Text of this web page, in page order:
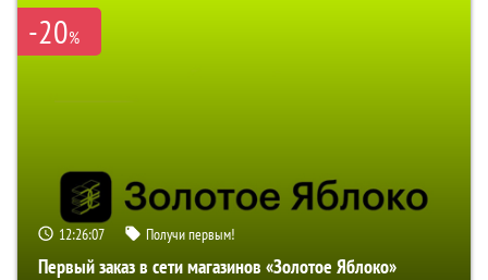
-20%
12:26:07 Получи первым!
Первый заказ в сети магазинов «Золотое Яблоко»